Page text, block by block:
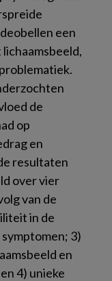
een
de
op
en
resultaten
over vier
van de
in de
3)
en
4) unieke